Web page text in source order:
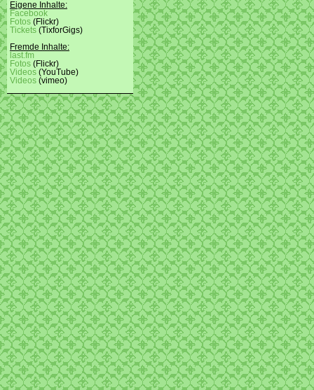
Eigene Inhalte:
Facebook
Fotos (Flickr)
Tickets (TixforGigs)
Fremde Inhalte:
last.fm
Fotos (Flickr)
Videos (YouTube)
Videos (vimeo)